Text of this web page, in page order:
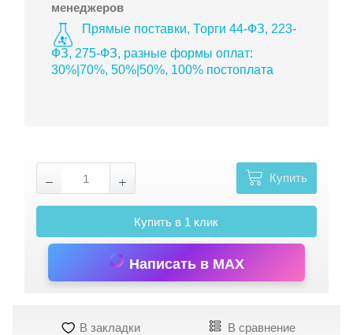
менеджеров
Прямые поставки, Торги 44-ФЗ, 223-
ФЗ, 275-ФЗ, разные формы оплат:
30%|70%, 50%|50%, 100% постоплата
Купить
Купить в 1 клик
Написать в MAX
В закладки В сравнение